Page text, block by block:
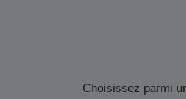
Choisissez parmi